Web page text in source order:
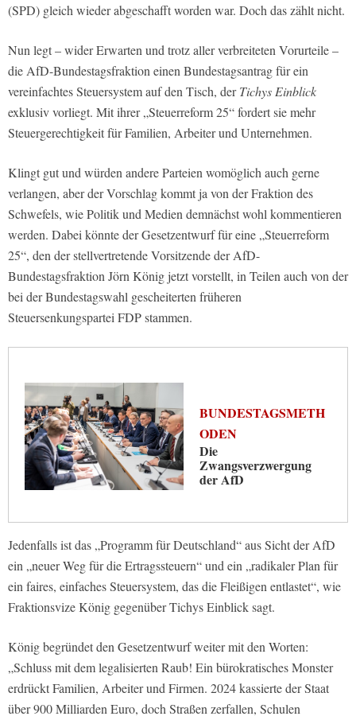
(SPD) gleich wieder abgeschafft worden war. Doch das zählt nicht.
Nun legt – wider Erwarten und trotz aller verbreiteten Vorurteile –
die AfD-Bundestagsfraktion einen Bundestagsantrag für ein
vereinfachtes Steuersystem auf den Tisch, derTichys Einblick
exklusiv vorliegt. Mit ihrer „Steuerreform 25“ fordert sie mehr
Steuergerechtigkeit für Familien, Arbeiter und Unternehmen.
Klingt gut und würden andere Parteien womöglich auch gerne
verlangen, aber der Vorschlag kommt ja von der Fraktion des
Schwefels, wie Politik und Medien demnächst wohl kommentieren
werden. Dabei könnte der Gesetzentwurf für eine „Steuerreform
25“, den der stellvertretende Vorsitzende der AfD-
Bundestagsfraktion Jörn König jetzt vorstellt, in Teilen auch von der
bei der Bundestagswahl gescheiterten früheren
Steuersenkungspartei FDP stammen.
BUNDESTAGSMETH
ODEN
Die
Zwangsverzwergung
der AfD
Jedenfalls ist das „Programm für Deutschland“ aus Sicht der AfD
ein „neuer Weg für die Ertragssteuern“ und ein „radikaler Plan für
ein faires, einfaches Steuersystem, das die Fleißigen entlastet“, wie
Fraktionsvize König gegenüber Tichys Einblick sagt.
König begründet den Gesetzentwurf weiter mit den Worten:
„Schluss mit dem legalisierten Raub! Ein bürokratisches Monster
erdrückt Familien, Arbeiter und Firmen. 2024 kassierte der Staat
über 900 Milliarden Euro, doch Straßen zerfallen, Schulen